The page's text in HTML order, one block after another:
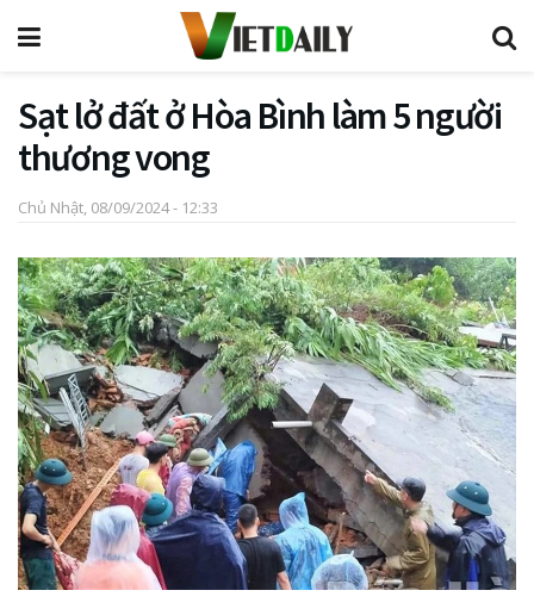
Sạt lở đất ở Hòa Bình làm 5 người
thương vong
Chủ Nhật, 08/09/2024 - 12:33